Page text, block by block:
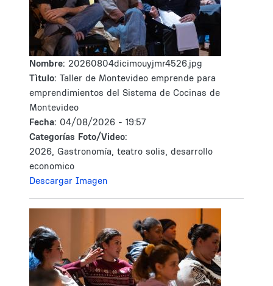
Nombre: 20260804dicimouyjmr4526.jpg
Tìtulo: Taller de Montevideo emprende para
emprendimientos del Sistema de Cocinas de
Montevideo
Fecha: 04/08/2026 - 19:57
Categorías Foto/Video:
2026, Gastronomía, teatro solis, desarrollo
economico
Descargar Imagen